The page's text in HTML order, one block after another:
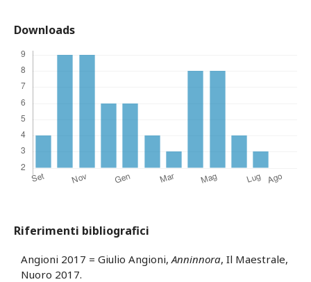
Downloads
Riferimenti bibliografici
Angioni 2017 = Giulio Angioni, Anninnora, Il Maestrale,
Nuoro 2017.